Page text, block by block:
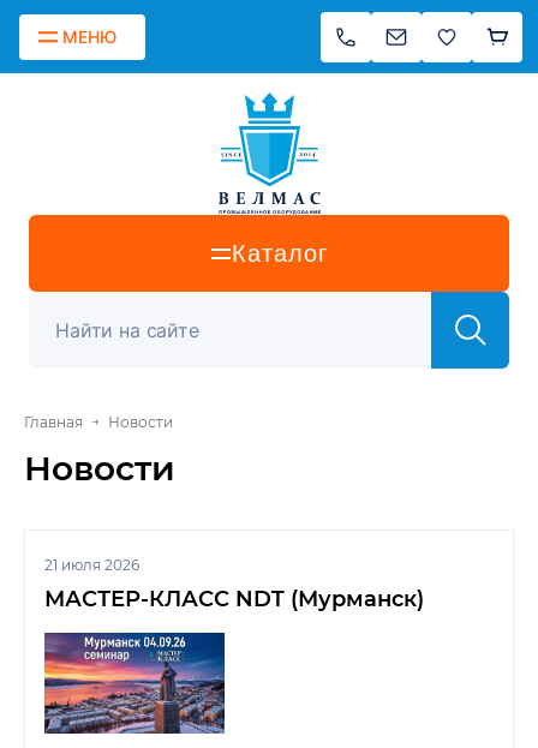
МЕНЮ
Каталог
Главная → Новости
Новости
21 июля 2026
МАСТЕР-КЛАСС NDT (Мурманск)